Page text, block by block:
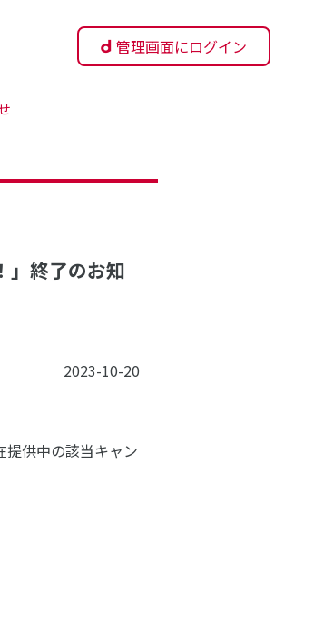
管理画面にログイン
」終了のお知
2023-10-20
提供中の該当キャン